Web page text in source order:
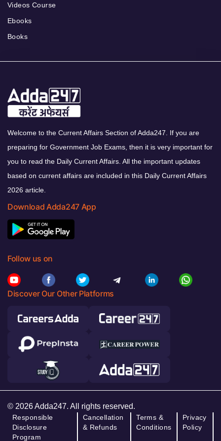
Videos Course
Ebooks
Books
Welcome to the Current Affairs Section of Adda247. If you are
preparing for Government Job Exams, then it is very important for
you to read the Daily Current Affairs. All the important updates
based on current affairs are included in this Daily Current Affairs
2026 article.
Download Adda247 App
Follow us on
Discover Our Other Platforms
© 2026 Adda247. All rights reserved.
Responsible
Disclosure
Program
Cancellation
& Refunds
Terms &
Conditions
Privacy
Policy